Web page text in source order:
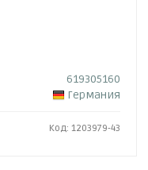
619305160
Германия
Код: 1203979-43